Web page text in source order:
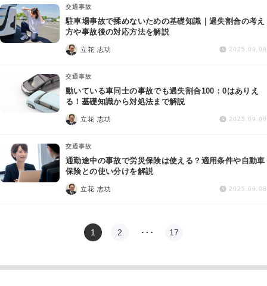
交通事故
駐車場事故で揉めないための基礎知識｜過失割合の考え
方や事故後の対応方法を解説
立花 志功 2025.09.08
交通事故
動いている車同士の事故でも過失割合100：0はありえ
る！基礎知識から対処法まで解説
立花 志功 2025.09.08
交通事故
通勤途中の事故で労災保険は使える？適用条件や自動車
保険との使い分けを解説
立花 志功 2025.09.08
1 2 … 17